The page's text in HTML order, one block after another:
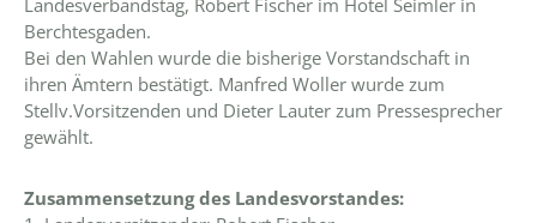
Berchtesgaden.
Bei den Wahlen wurde die bisherige Vorstandschaft in
ihren Ämtern bestätigt. Manfred Woller wurde zum
Stellv.Vorsitzenden und Dieter Lauter zum Pressesprecher
gewählt.
Zusammensetzung des Landesvorstandes: